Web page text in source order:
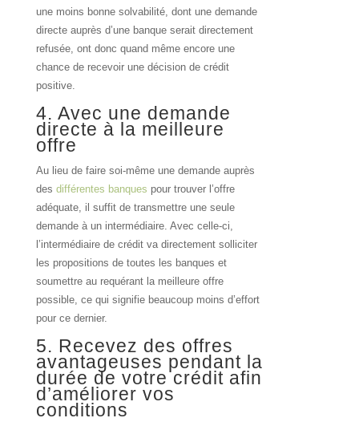
une moins bonne solvabilité, dont une demande
directe auprès d’une banque serait directement
refusée, ont donc quand même encore une
chance de recevoir une décision de crédit
positive.
4. Avec une demande
directe à la meilleure
offre
Au lieu de faire soi-même une demande auprès
des différentes banques pour trouver l’offre
adéquate, il suffit de transmettre une seule
demande à un intermédiaire. Avec celle-ci,
l’intermédiaire de crédit va directement solliciter
les propositions de toutes les banques et
soumettre au requérant la meilleure offre
possible, ce qui signifie beaucoup moins d’effort
pour ce dernier.
5. Recevez des offres
avantageuses pendant la
durée de votre crédit afin
d’améliorer vos
conditions